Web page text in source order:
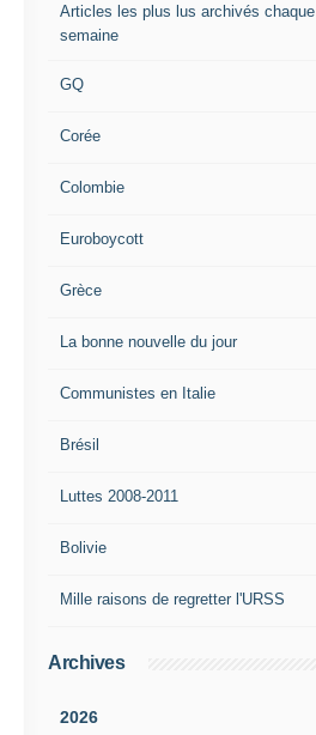
Articles les plus lus archivés chaque
semaine
GQ
Corée
Colombie
Euroboycott
Grèce
La bonne nouvelle du jour
Communistes en Italie
Brésil
Luttes 2008-2011
Bolivie
Mille raisons de regretter l'URSS
Archives
2026